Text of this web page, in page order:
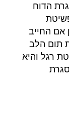
הדוח
אם החייב
תום הלב
רגל והיא